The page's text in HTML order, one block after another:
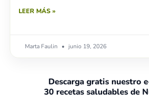
LEER MÁS »
Marta Faulin junio 19, 2026
Descarga gratis nuestro
30 recetas saludables de